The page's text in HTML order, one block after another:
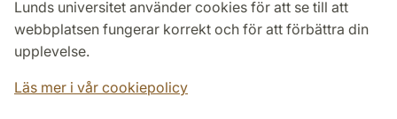
Lunds universitet använder cookies för att se till att
webbplatsen fungerar korrekt och för att förbättra din
upplevelse.
Läs mer i vår cookiepolicy
Följ oss i sociala medier